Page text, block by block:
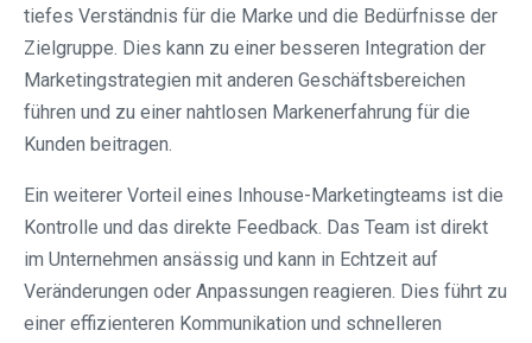
tiefes Verständnis für die Marke und die Bedürfnisse der
Zielgruppe. Dies kann zu einer besseren Integration der
Marketingstrategien mit anderen Geschäftsbereichen
führen und zu einer nahtlosen Markenerfahrung für die
Kunden beitragen.
Ein weiterer Vorteil eines Inhouse-Marketingteams ist die
Kontrolle und das direkte Feedback. Das Team ist direkt
im Unternehmen ansässig und kann in Echtzeit auf
Veränderungen oder Anpassungen reagieren. Dies führt zu
einer effizienteren Kommunikation und schnelleren